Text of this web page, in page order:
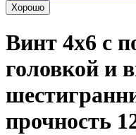
Хорошо
Винт 4х6 с
головкой и
прочность